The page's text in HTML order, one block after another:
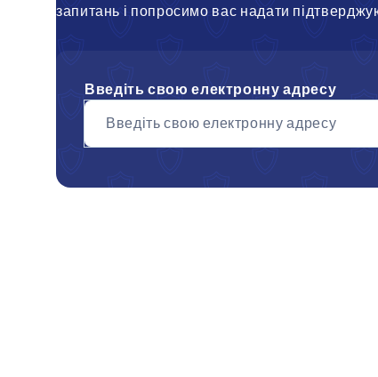
запитань і попросимо вас надати
Введіть свою електронну адресу
Введіть свою електронну адресу